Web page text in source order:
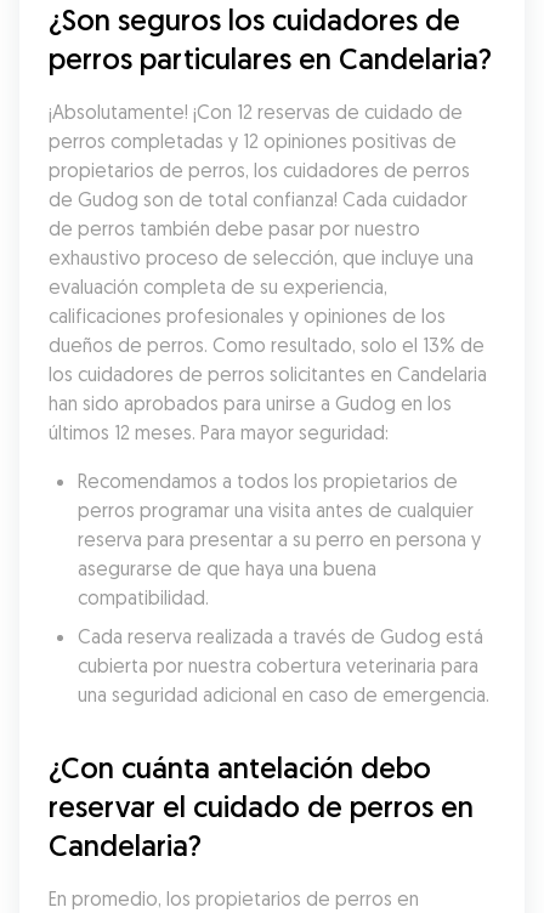
¿Son seguros los cuidadores de
perros particulares en Candelaria?
¡Absolutamente! ¡Con 12 reservas de cuidado de
perros completadas y 12 opiniones positivas de
propietarios de perros, los cuidadores de perros
de Gudog son de total confianza! Cada cuidador
de perros también debe pasar por nuestro
exhaustivo proceso de selección, que incluye una
evaluación completa de su experiencia,
calificaciones profesionales y opiniones de los
dueños de perros. Como resultado, solo el 13% de
los cuidadores de perros solicitantes en Candelaria
han sido aprobados para unirse a Gudog en los
últimos 12 meses. Para mayor seguridad:
Recomendamos a todos los propietarios de
perros programar una visita antes de cualquier
reserva para presentar a su perro en persona y
asegurarse de que haya una buena
compatibilidad.
Cada reserva realizada a través de Gudog está
cubierta por nuestra cobertura veterinaria para
una seguridad adicional en caso de emergencia.
¿Con cuánta antelación debo
reservar el cuidado de perros en
Candelaria?
En promedio, los propietarios de perros en